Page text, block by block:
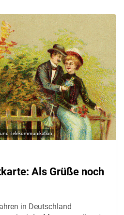
Telekommunikation
Als Grüße noch
in Deutschland